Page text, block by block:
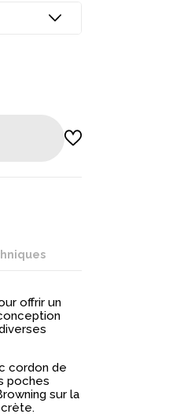
offrir un
cordon de
poches
sur la